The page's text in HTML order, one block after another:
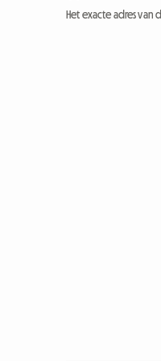
Het exacte adres